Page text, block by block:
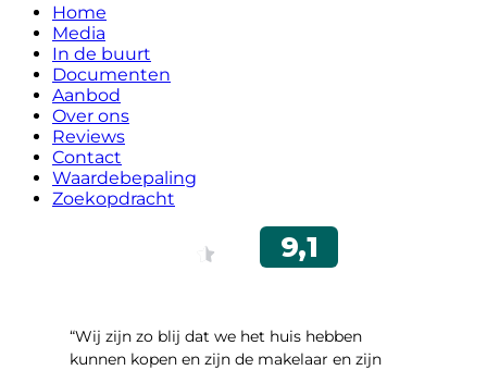
Home
Media
In de buurt
Documenten
Aanbod
Over ons
Reviews
Contact
Waardebepaling
Zoekopdracht
“Wij zijn zo blij dat we het huis hebben
kunnen kopen en zijn de makelaar en zijn